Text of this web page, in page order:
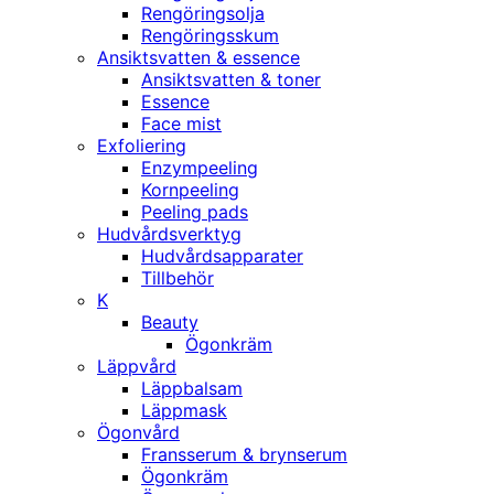
Rengöringsolja
Rengöringsskum
Ansiktsvatten & essence
Ansiktsvatten & toner
Essence
Face mist
Exfoliering
Enzympeeling
Kornpeeling
Peeling pads
Hudvårdsverktyg
Hudvårdsapparater
Tillbehör
K
Beauty
Ögonkräm
Läppvård
Läppbalsam
Läppmask
Ögonvård
Fransserum & brynserum
Ögonkräm